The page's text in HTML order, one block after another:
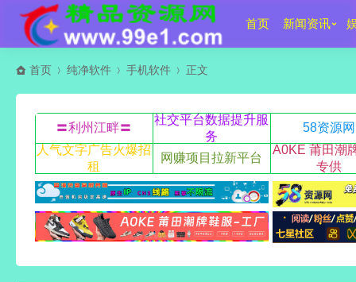
首页 新闻资讯
首页 纯净软件 手机软件 正文
〓利州江畔〓
社交平台数据提升服
务
58资源网
人气文字广告火爆招
租
网赚项目拉新平台
A0KE 莆田潮
专供